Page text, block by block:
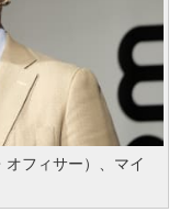
オフィサー）、マイ